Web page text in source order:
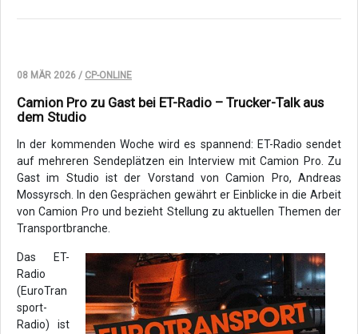
08 MÄR 2026 / CP-ONLINE
Camion Pro zu Gast bei ET-Radio – Trucker-Talk aus
dem Studio
In der kommenden Woche wird es spannend: ET-Radio sendet
auf mehreren Sendeplätzen ein Interview mit Camion Pro. Zu
Gast im Studio ist der Vorstand von Camion Pro, Andreas
Mossyrsch. In den Gesprächen gewährt er Einblicke in die Arbeit
von Camion Pro und bezieht Stellung zu aktuellen Themen der
Transportbranche.
Das ET-
Radio
(EuroTran
sport-
Radio) ist